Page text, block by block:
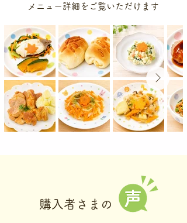
​メニュー詳細をご覧いただけます
​購入者さまの